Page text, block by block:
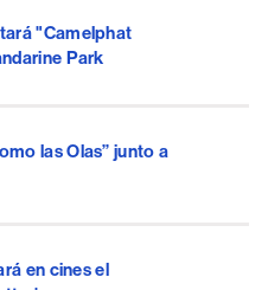
"Camelphat
Park
las Olas” junto a
en cines el